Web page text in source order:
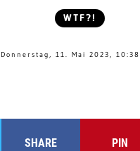
WTF?!
Donnerstag, 11. Mai 2023,
SHARE PIN